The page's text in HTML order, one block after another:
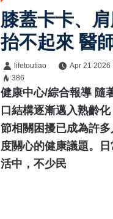
膝蓋卡卡、
抬不起來 醫
翔駿談熟齡族
常見關節困擾
保養觀念
lifetoutiao
Apr 21 2026
386
健康中心/綜合報導 隨
口結構逐漸邁入熟齡化
節相關困擾已成為許多
度關心的健康議題。日
活中，不少民